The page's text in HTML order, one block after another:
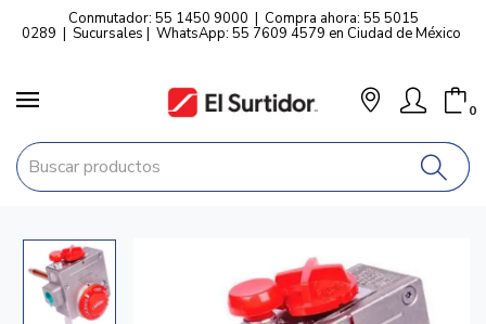
Conmutador: 55 1450 9000 | Compra ahora: 55 5015
0289 | Sucursales | WhatsApp: 55 7609 4579 en Ciudad de México
0